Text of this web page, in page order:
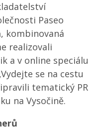
Paseo
kombinovaná
realizovali
a v online speciálu
se na cestu
tematický PR
na Vysočině.